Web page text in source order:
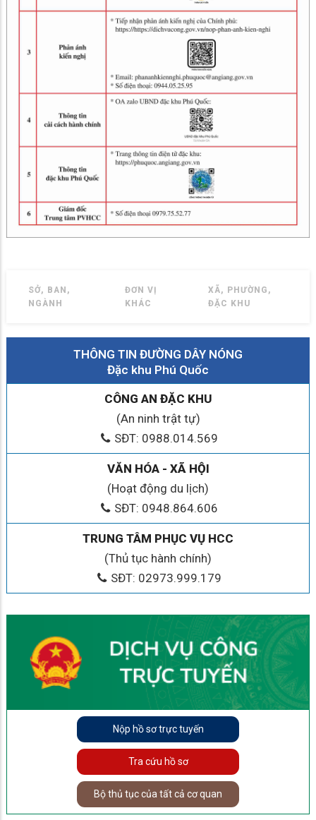
SỞ, BAN,
NGÀNH
ĐƠN VỊ
KHÁC
XÃ, PHƯỜNG,
ĐẶC KHU
THÔNG TIN ĐƯỜNG DÂY NÓNG
Đặc khu Phú Quốc
CÔNG AN ĐẶC KHU
(An ninh trật tự)
SĐT: 0988.014.569
VĂN HÓA - XÃ HỘI
(Hoạt động du lịch)
SĐT: 0948.864.606
TRUNG TÂM PHỤC VỤ HCC
(Thủ tục hành chính)
SĐT: 02973.999.179
Nộp hồ sơ trực tuyến
Tra cứu hồ sơ
Bộ thủ tục của tất cả cơ quan